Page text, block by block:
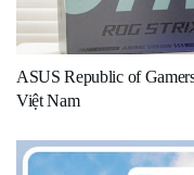
ASUS Republic of
Việt Nam